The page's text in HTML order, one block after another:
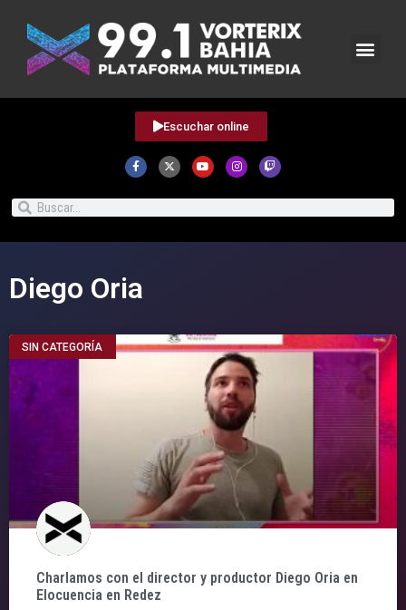
Escuchar online
Diego Oria
SIN CATEGORÍA
Charlamos con el director y productor Diego Oria en
Elocuencia en Redez